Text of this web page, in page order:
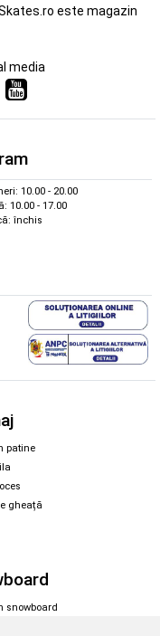
este magazin
media
10.00 - 20.00
10.00 - 17.00
închis
patine
gheață
snowboard